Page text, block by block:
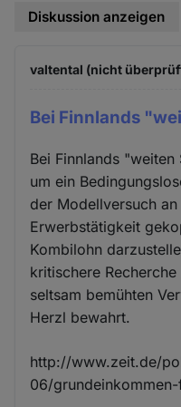
Diskussion anzeigen
valtental (nicht
Bei Finnlands
Bei Finnlands
um ein
der Modellversuch
Erwerbstätigkeit
Kombilohn
kritischere
seltsam bemühten
Herzl bewahrt.
http://www.zeit.de/
06/